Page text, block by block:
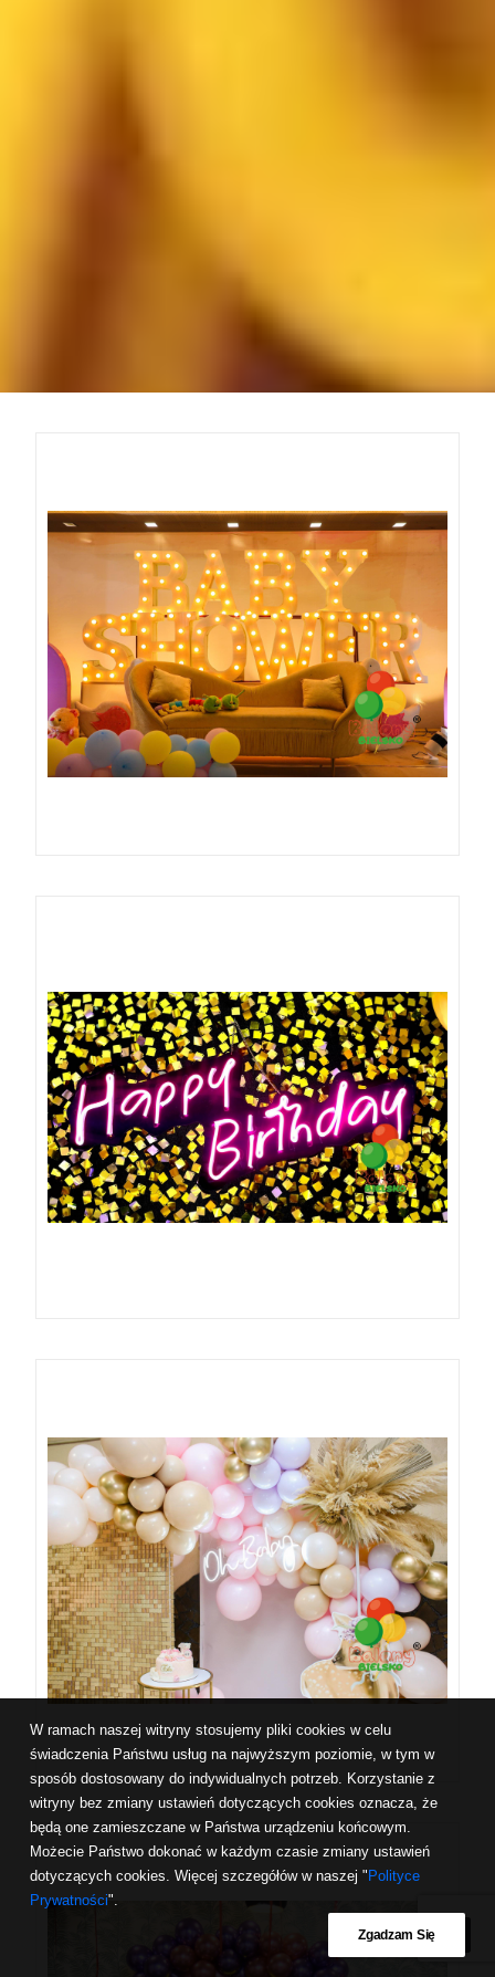
W ramach naszej witryny stosujemy pliki cookies w celu
świadczenia Państwu usług na najwyższym poziomie, w tym w
sposób dostosowany do indywidualnych potrzeb. Korzystanie z
witryny bez zmiany ustawień dotyczących cookies oznacza, że
będą one zamieszczane w Państwa urządzeniu końcowym.
Możecie Państwo dokonać w każdym czasie zmiany ustawień
dotyczących cookies. Więcej szczegółów w naszej " Polityce
Prywatności".
Zgadzam Się